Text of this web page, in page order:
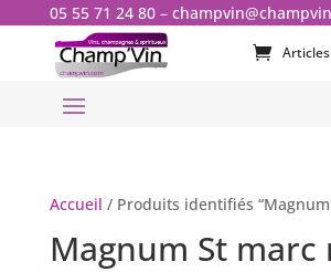
05 55 71 24 80–
Accueil / Produits identifiés “Magnum
Magnum St marc